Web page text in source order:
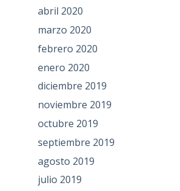
abril 2020
marzo 2020
febrero 2020
enero 2020
diciembre 2019
noviembre 2019
octubre 2019
septiembre 2019
agosto 2019
julio 2019